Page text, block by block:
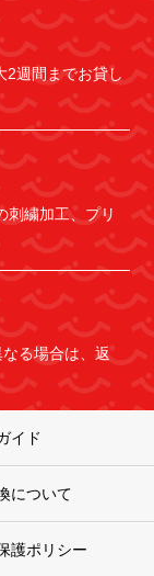
2週間までお貸し
刺繍加工、プリ
る場合は、返
イド
について
護ポリシー